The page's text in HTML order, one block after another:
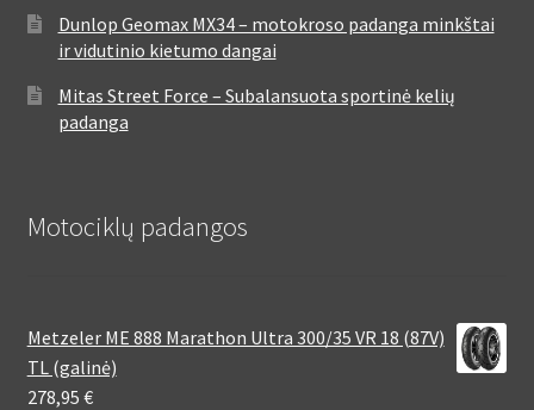
Dunlop Geomax MX34 – motokroso padanga minkštai
ir vidutinio kietumo dangai
Mitas Street Force – Subalansuota sportinė kelių
padanga
Motociklų padangos
Metzeler ME 888 Marathon Ultra 300/35 VR 18 (87V)
TL (galinė)
278,95 €